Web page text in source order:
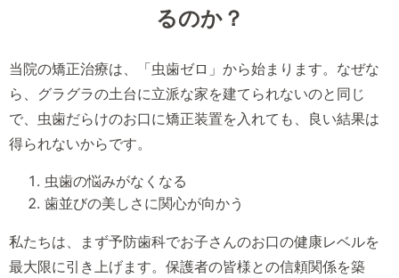
るのか？
当院の矯正治療は、「虫歯ゼロ」から始まります。なぜな
ら、グラグラの土台に立派な家を建てられないのと同じ
で、虫歯だらけのお口に矯正装置を入れても、良い結果は
得られないからです。
虫歯の悩みがなくなる
歯並びの美しさに関心が向かう
私たちは、まず予防歯科でお子さんのお口の健康レベルを
最大限に引き上げます。保護者の皆様との信頼関係を築